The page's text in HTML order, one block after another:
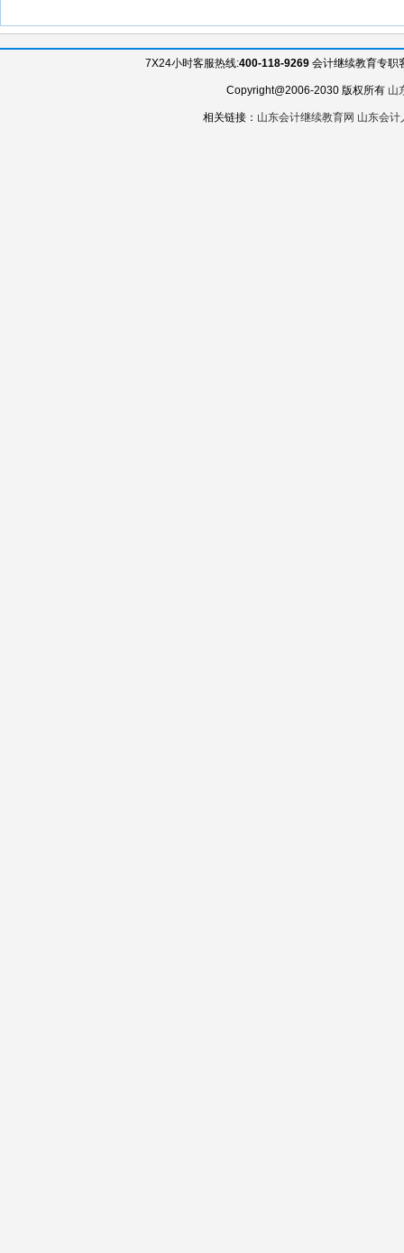
7X24小时客服热线:400-118-9269 会计继续教育专职
Copyright@2006-2030 版权所有 山
相关链接： 山东会计继续教育网 山东会计